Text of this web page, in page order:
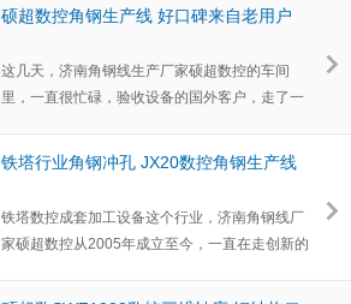
硕超数控角钢生产线 好口碑来自老用户
这几天，济南角钢线生产厂家硕超数控的车间
里，一直很忙碌，验收设备的国外客户，走了一
铁塔行业角钢冲孔 JX20数控角钢生产线
铁塔数控成套加工设备这个行业，济南角钢线厂
家硕超数控从2005年成立至今，一直在走创新的